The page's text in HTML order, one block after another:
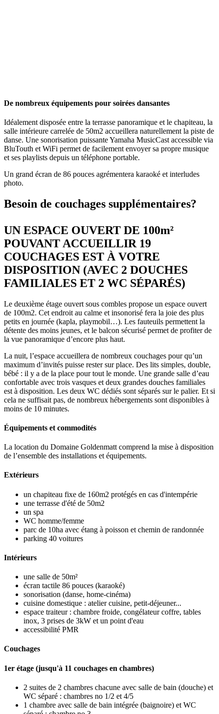
De nombreux équipements pour soirées dansantes
Idéalement disposée entre la terrasse panoramique et le chapiteau, la
salle intérieure carrelée de 50m2 accueillera naturellement la piste de
danse. Une sonorisation puissante Yamaha MusicCast accessible via
BluTouth et WiFi permet de facilement envoyer sa propre musique
et ses playlists depuis un téléphone portable.
Un grand écran de 86 pouces agrémentera karaoké et interludes
photo.
Besoin de couchages supplémentaires?
UN ESPACE OUVERT DE 100m²
POUVANT ACCUEILLIR 19
COUCHAGES EST À VOTRE
DISPOSITION (AVEC 2 DOUCHES
FAMILIALES ET 2 WC SÉPARÉS)
Le deuxième étage ouvert sous combles propose un espace ouvert
de 100m2. Cet endroit au calme et insonorisé fera la joie des plus
petits en journée (kapla, playmobil…). Les fauteuils permettent la
détente des moins jeunes, et le balcon sécurisé permet de profiter de
la vue panoramique d’encore plus haut.
La nuit, l’espace accueillera de nombreux couchages pour qu’un
maximum d’invités puisse rester sur place. Des lits simples, double,
bébé : il y a de la place pour tout le monde. Une grande salle d’eau
confortable avec trois vasques et deux grandes douches familiales
est à disposition. Les deux WC dédiés sont séparés sur le palier. Et si
cela ne suffisait pas, de nombreux hébergements sont disponibles à
moins de 10 minutes.
Équipements et commodités
La location du Domaine Goldenmatt comprend la mise à disposition
de l’ensemble des installations et équipements.
Extérieurs
un chapiteau fixe de 160m2 protégés en cas d'intempérie
une terrasse d'été de 50m2
un spa
WC homme/femme
parc de 10ha avec étang à poisson et chemin de randonnée
parking 40 voitures
Intérieurs
une salle de 50m²
écran tactile 86 pouces (karaoké)
sonorisation (danse, home-cinéma)
cuisine domestique : atelier cuisine, petit-déjeuner...
espace traiteur : chambre froide, congélateur coffre, tables
inox, 3 prises de 3kW et un point d'eau
accessibilité PMR
Couchages
1er étage (jusqu'à 11 couchages en chambres)
2 suites de 2 chambres chacune avec salle de bain (douche) et
WC séparé : chambres no 1/2 et 4/5
1 chambre avec salle de bain intégrée (baignoire) et WC